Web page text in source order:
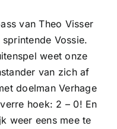
van Theo Visser
Vossie.
weet onze
van zich af
doelman Verhage
hoek: 2 – 0! En
weer eens mee te